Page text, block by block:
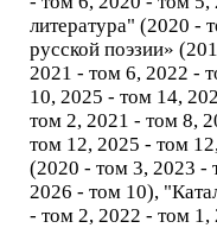
литература" (2020 -
русской поэзии»
2021 - том 6, 2022 -
10, 2025 - том 14,
том 2, 2021 - том 8,
том 12, 2025 - том
(2020 - том 3, 2023 -
2026 - том 10),
- том 2, 2022 - том